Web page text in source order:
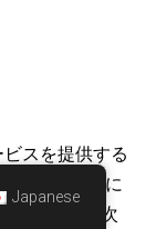
スを提供する
ョンの作成に
概要では、次
Japanese